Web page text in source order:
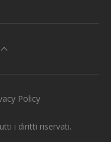
i diritti riservati.
Policy